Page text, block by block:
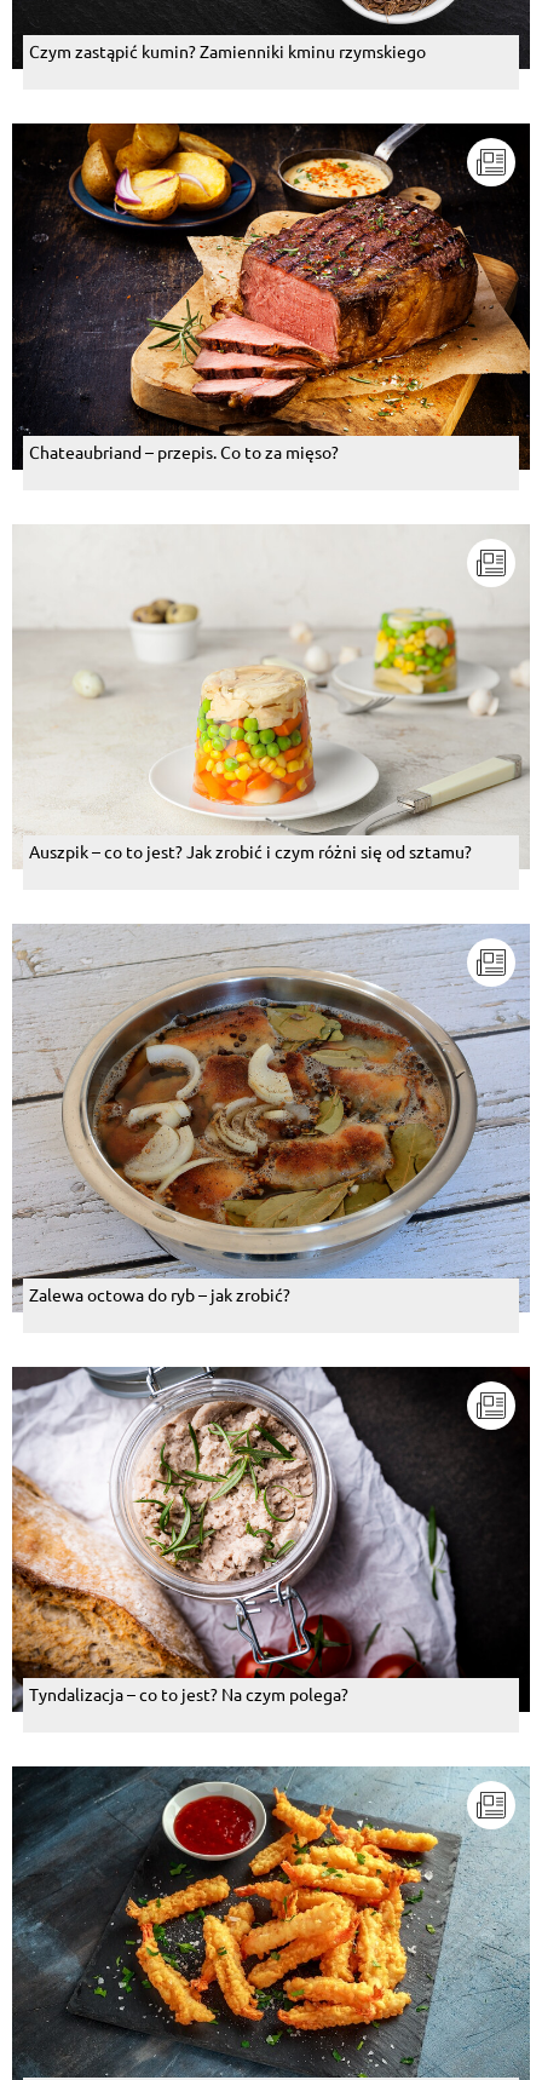
Czym zastąpić kumin? Zamienniki kminu rzymskiego
Chateaubriand – przepis. Co to za mięso?
Auszpik – co to jest? Jak zrobić i czym różni się od sztamu?
Zalewa octowa do ryb – jak zrobić?
Tyndalizacja – co to jest? Na czym polega?